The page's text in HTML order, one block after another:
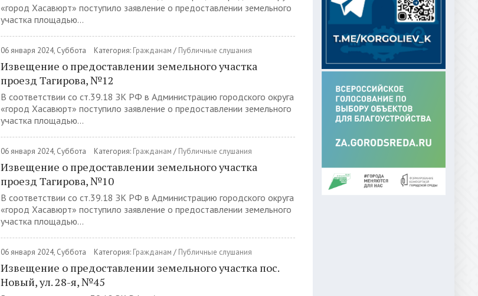
«город Хасавюрт» поступило заявление о предоставлении земельного
участка площадью...
06 января 2024, Суббота Категория: Гражданам / Публичные слушания
Извещение о предоставлении земельного участка
проезд Тагирова, №12
В соответствии со ст.39.18 ЗК РФ в Администрацию городского округа
«город Хасавюрт» поступило заявление о предоставлении земельного
участка площадью...
06 января 2024, Суббота Категория: Гражданам / Публичные слушания
Извещение о предоставлении земельного участка
проезд Тагирова, №10
В соответствии со ст.39.18 ЗК РФ в Администрацию городского округа
«город Хасавюрт» поступило заявление о предоставлении земельного
участка площадью...
06 января 2024, Суббота Категория: Гражданам / Публичные слушания
Извещение о предоставлении земельного участка пос.
Новый, ул. 28-я, №45